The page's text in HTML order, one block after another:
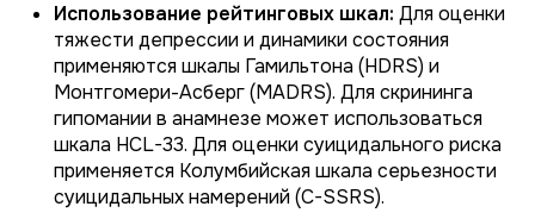
Использование рейтинговых шкал: Для оценки
тяжести депрессии и динамики состояния
применяются шкалы Гамильтона (HDRS) и
Монтгомери-Асберг (MADRS). Для скрининга
гипомании в анамнезе может использоваться
шкала HCL-33. Для оценки суицидального риска
применяется Колумбийская шкала серьезности
суицидальных намерений (C-SSRS).